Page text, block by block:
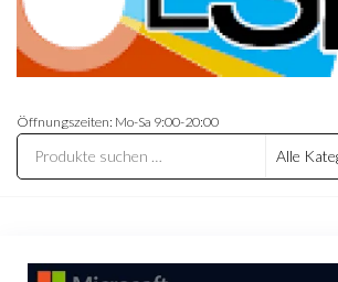
Handel
Preiswert
Öffnungszeiten: Mo-Sa 9:00-20:00